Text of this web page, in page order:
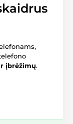
įbrėžimų.